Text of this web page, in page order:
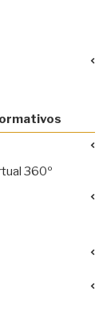
360º